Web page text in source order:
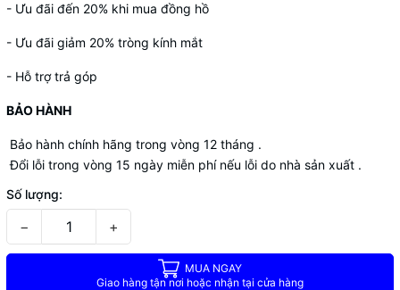
- Ưu đãi đến 20% khi mua đồng hồ
- Ưu đãi giảm 20% tròng kính mắt
- Hỗ trợ trả góp
BẢO HÀNH
Bảo hành chính hãng trong vòng 12 tháng .
Đổi lỗi trong vòng 15 ngày miễn phí nếu lỗi do nhà sản xuất .
Số lượng:
− +
MUA NGAY
Giao hàng tận nơi hoặc nhận tại cửa hàng